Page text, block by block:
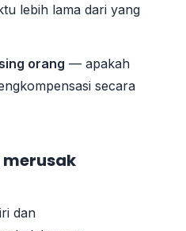
lebih lama dari yang
orang — apakah
secara
dan